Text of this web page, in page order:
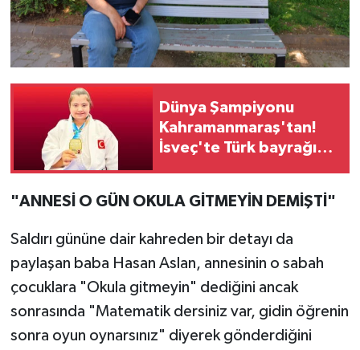
Dünya Şampiyonu
Kahramanmaraş'tan!
İsveç'te Türk bayrağını
"ANNESİ O GÜN OKULA GİTMEYİN DEMİŞTİ"
Saldırı gününe dair kahreden bir detayı da
paylaşan baba Hasan Aslan, annesinin o sabah
çocuklara "Okula gitmeyin" dediğini ancak
sonrasında "Matematik dersiniz var, gidin öğrenin
sonra oyun oynarsınız" diyerek gönderdiğini